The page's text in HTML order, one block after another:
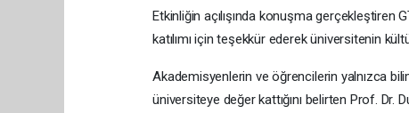
Etkinliğin açılışında konuşma gerçekleştiren
katılımı için teşekkür ederek üniversitenin
Akademisyenlerin ve öğrencilerin yalnızca
üniversiteye değer kattığını belirten Prof.